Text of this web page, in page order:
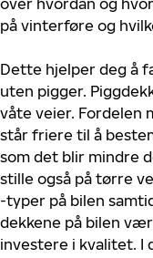
over hvordan og
på vinterføre og
Dette hjelper deg å
uten pigger.
våte veier. Fordelen
står friere til å
som det blir mindre
stille også på tørre
-typer på bilen
dekkene på bilen
investere i kvalitet. I